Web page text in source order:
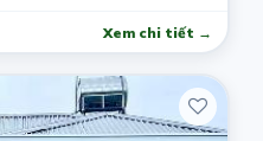
Xem chi tiết →